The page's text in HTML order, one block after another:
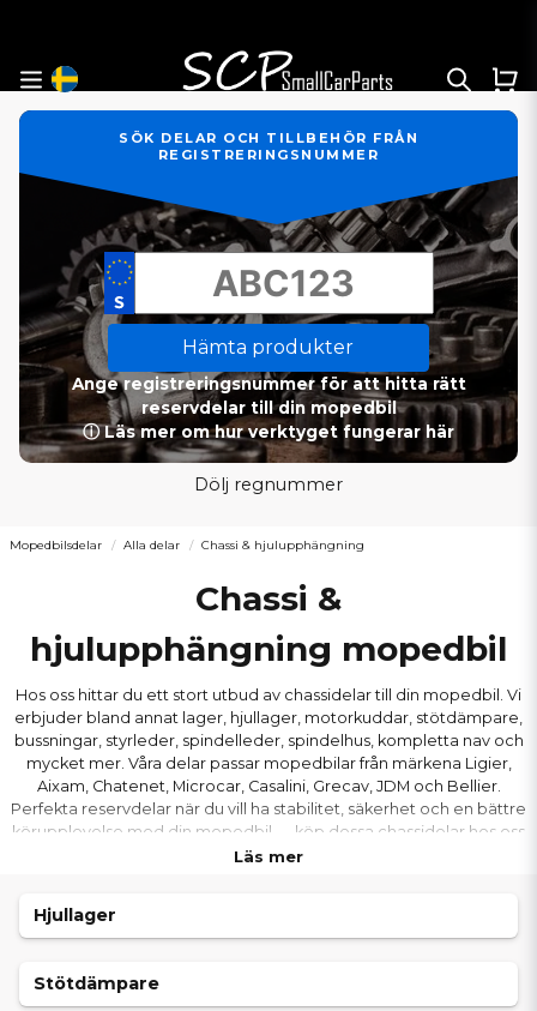
SÖK DELAR OCH TILLBEHÖR FRÅN
REGISTRERINGSNUMMER
Hämta produkter
Ange registreringsnummer för att hitta rätt
reservdelar till din mopedbil
ⓘ Läs mer om hur verktyget fungerar här
Dölj regnummer
Mopedbilsdelar Alla delar Chassi & hjulupphängning
Chassi &
hjulupphängning mopedbil
Hos oss hittar du ett stort utbud av chassidelar till din mopedbil. Vi
erbjuder bland annat lager, hjullager, motorkuddar, stötdämpare,
bussningar, styrleder, spindelleder, spindelhus, kompletta nav och
mycket mer. Våra delar passar mopedbilar från märkena Ligier,
Aixam, Chatenet, Microcar, Casalini, Grecav, JDM och Bellier.
Perfekta reservdelar när du vill ha stabilitet, säkerhet och en bättre
körupplevelse med din mopedbil — köp dessa chassidelar hos oss
- alltid till bra priser och med snabba leveranser!
Läs mer
Hjullager
Stötdämpare